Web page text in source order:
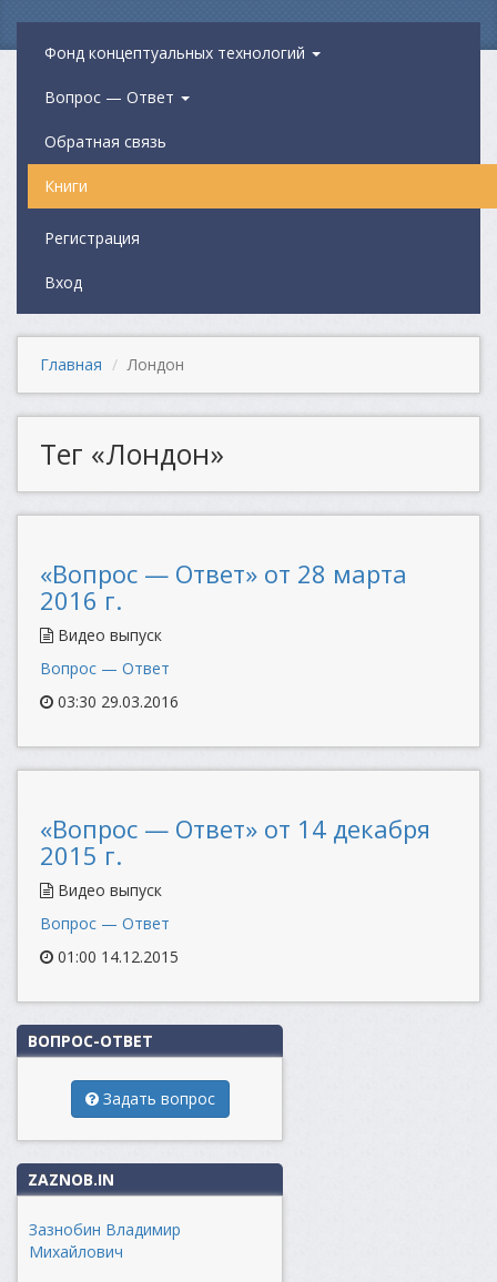
Фонд концептуальных технологий
Вопрос — Ответ
Обратная связь
Книги
Регистрация
Вход
Главная Лондон
Тег «Лондон»
«Вопрос — Ответ» от 28 марта
2016 г.
Видео выпуск
Вопрос — Ответ
03:30 29.03.2016
«Вопрос — Ответ» от 14 декабря
2015 г.
Видео выпуск
Вопрос — Ответ
01:00 14.12.2015
ВОПРОС-ОТВЕТ
Задать вопрос
ZAZNOB.IN
Зазнобин Владимир
Михайлович